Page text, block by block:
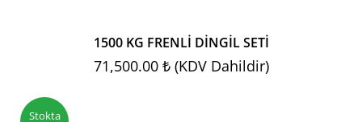
1500 KG FRENLİ DİNGİL SETİ
71,500.00 ₺ (KDV Dahildir)
Stokta